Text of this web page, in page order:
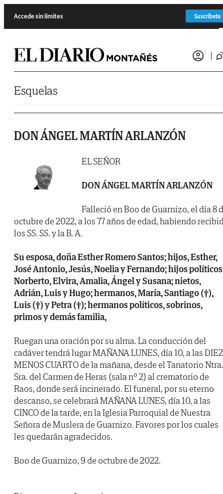
Accede sin límites Suscríbete
Esquelas
DON ÁNGEL MARTÍN ARLANZÓN
EL SEÑOR
DON ÁNGEL MARTÍN ARLANZÓN
Falleció en Boo de Guarnizo, el día 8
octubre de 2022, a los 77 años de edad, habiendo
los SS. SS. y la B. A.
Su esposa, doña Esther Romero Santos; hijos, Esther,
José Antonio, Jesús, Noelia y Fernando; hijos
Norberto, Elvira, Amalia, Ángel y Susana; nietos,
Adrián, Luis y Hugo; hermanos, María, Santiago (†),
Luis (†) y Petra (†); hermanos políticos, sobrinos,
primos y demás familia,
Ruegan una oración por su alma. La conducción del
cadáver tendrá lugar MAÑANA LUNES, día 10, a las DIEZ
MENOS CUARTO de la mañana, desde el Tanatorio Ntra.
Sra. del Carmen de Heras (sala nº 2) al crematorio de
Raos, donde será incinerado. El funeral, por su eterno
descanso, se celebrará MAÑANA LUNES, día 10, a las
CINCO de la tarde, en la Iglesia Parroquial de Nuestra
Señora de Muslera de Guarnizo. Favores por los cuales
les quedarán agradecidos.
Boo de Guarnizo, 9 de octubre de 2022.